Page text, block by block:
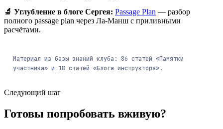
🔬 Углубление в блоге Сергея: Passage Plan — разбор
полного passage plan через Ла-Манш с приливными
расчётами.
Материал из базы знаний клуба: 86 статей «Памятки
участника» и 18 статей «Блога инструктора».
Следующий шаг
Готовы попробовать вживую?